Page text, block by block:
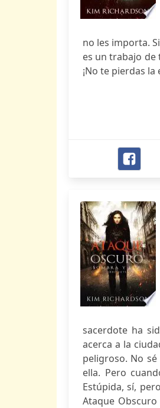
no les importa.
es un trabajo de
¡No te pierdas
sacerdote ha
acerca a la
peligroso. No
ella. Pero
Estúpida, sí,
Ataque